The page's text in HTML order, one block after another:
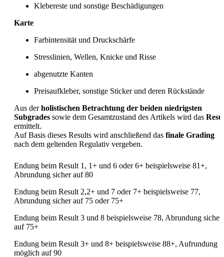
Klebereste und sonstige Beschädigungen
Karte
Farbintensität und Druckschärfe
Stresslinien, Wellen, Knicke und Risse
abgenutzte Kanten
Preisaufkleber, sonstige Sticker und deren Rückstände
Aus derholistischen Betrachtung der beiden niedrigsten
Subgrades sowie dem Gesamtzustand des Artikels wird das
ermittelt.
Auf Basis dieses Results wird anschließend das finale Grading
nach dem geltenden Regulativ vergeben.
Endung beim Result 1, 1+ und 6 oder 6+ beispielsweise 81+,
Abrundung sicher auf 80
Endung beim Result 2,2+ und 7 oder 7+ beispielsweise 77,
Abrundung sicher auf 75 oder 75+
Endung beim Result 3 und 8 beispielsweise 78, Abrundung sicher
auf 75+
Endung beim Result 3+ und 8+ beispielsweise 88+, Aufrundung
möglich auf 90